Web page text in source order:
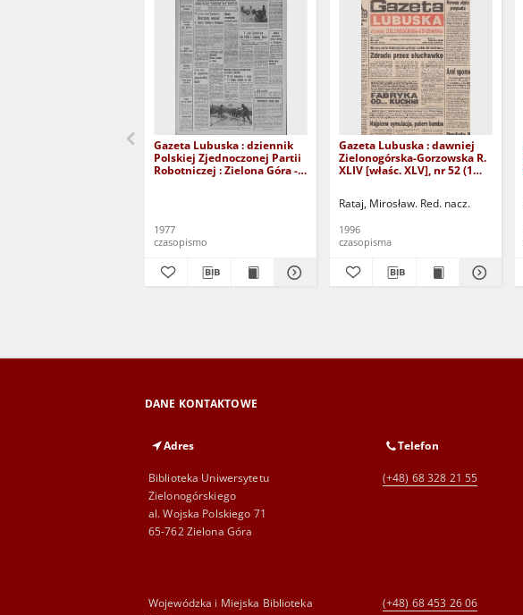
Gazeta Lubuska : dziennik
Polskiej Zjednoczonej Partii
Robotniczej : Zielona Góra -
1977
czasopismo
Gazeta Lubuska : dawniej
Zielonogórska-Gorzowska R.
XLIV [właśc. XLV], nr 52 (1
Rataj, Mirosław. Red. nacz.
1996
czasopisma
DANE KONTAKTOWE
Adres
Biblioteka Uniwersytetu
Zielonogórskiego
al. Wojska Polskiego 71
65-762 Zielona Góra
Telefon
(+48) 68 328 21 55
Wojewódzka i Miejska Biblioteka
(+48) 68 453 26 06